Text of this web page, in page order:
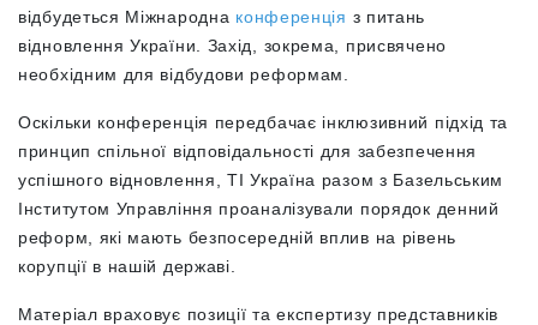
відбудеться Міжнародна конференція з питань
відновлення України. Захід, зокрема, присвячено
необхідним для відбудови реформам.
Оскільки конференція передбачає інклюзивний підхід та
принцип спільної відповідальності для забезпечення
успішного відновлення, ТІ Україна разом з Базельським
Інститутом Управління проаналізували порядок денний
реформ, які мають безпосередній вплив на рівень
корупції в нашій державі.
Матеріал враховує позиції та експертизу представників